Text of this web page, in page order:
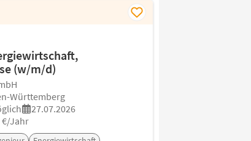
(w/m/d)
Württemberg
27.07.2026
€/Jahr